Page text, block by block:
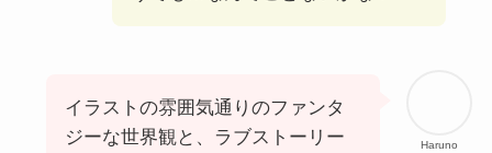
Haruno
イラストの雰囲気通りのファンタ
ジーな世界観と、ラブストーリー